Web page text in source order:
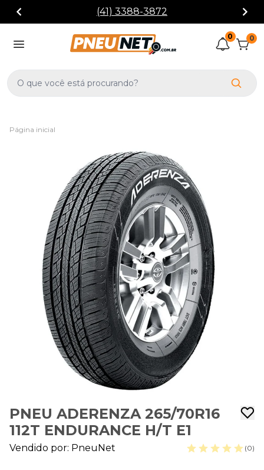
(41) 3388-3872
0 0
Página inicial
PNEU ADERENZA 265/70R16
112T ENDURANCE H/T E1
Vendido por: PneuNet (0)